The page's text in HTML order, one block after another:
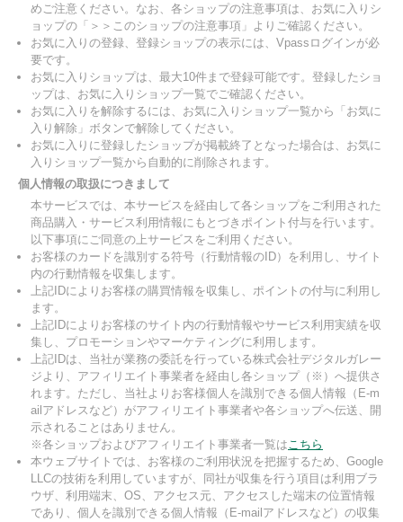
めご注意ください。なお、各ショップの注意事項は、お気に入りシ
ョップの「＞＞このショップの注意事項」よりご確認ください。
お気に入りの登録、登録ショップの表示には、Vpassログインが必
要です。
お気に入りショップは、最大10件まで登録可能です。登録したショ
ップは、お気に入りショップ一覧でご確認ください。
お気に入りを解除するには、お気に入りショップ一覧から「お気に
入り解除」ボタンで解除してください。
お気に入りに登録したショップが掲載終了となった場合は、お気に
入りショップ一覧から自動的に削除されます。
個人情報の取扱につきまして
本サービスでは、本サービスを経由して各ショップをご利用された
商品購入・サービス利用情報にもとづきポイント付与を行います。
以下事項にご同意の上サービスをご利用ください。
お客様のカードを識別する符号（行動情報のID）を利用し、サイト
内の行動情報を収集します。
上記IDによりお客様の購買情報を収集し、ポイントの付与に利用し
ます。
上記IDによりお客様のサイト内の行動情報やサービス利用実績を収
集し、プロモーションやマーケティングに利用します。
上記IDは、当社が業務の委託を行っている株式会社デジタルガレー
ジより、アフィリエイト事業者を経由し各ショップ（※）へ提供さ
れます。ただし、当社よりお客様個人を識別できる個人情報（E-m
ailアドレスなど）がアフィリエイト事業者や各ショップへ伝送、開
示されることはありません。
※各ショップおよびアフィリエイト事業者一覧はこちら
本ウェブサイトでは、お客様のご利用状況を把握するため、Google
LLCの技術を利用していますが、同社が収集を行う項目は利用ブラ
ウザ、利用端末、OS、アクセス元、アクセスした端末の位置情報
であり、個人を識別できる個人情報（E-mailアドレスなど）の収集